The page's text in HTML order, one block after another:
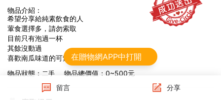
物品介紹：
希望分享給純素飲食的人
葷食選擇多，請勿索取
目前只有泡過一杯
其餘沒動過
喜歡南瓜味道的可索取
物品狀態： 二手 物品總價值：0~500元
留言 分享
在贈物網APP中打開